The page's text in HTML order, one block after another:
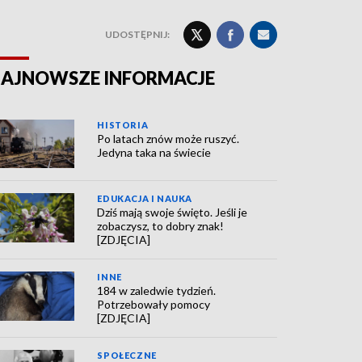
UDOSTĘPNIJ:
INFORMACJE
HISTORIA
Po latach znów może ruszyć.
Jedyna taka na świecie
EDUKACJA I NAUKA
Dziś mają swoje święto. Jeśli je
zobaczysz, to dobry znak!
[ZDJĘCIA]
INNE
184 w zaledwie tydzień.
Potrzebowały pomocy
[ZDJĘCIA]
SPOŁECZNE